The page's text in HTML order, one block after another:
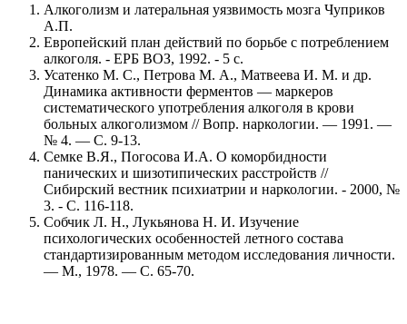
Алкоголизм и латеральная уязвимость мозга Чуприков
А.П.
Европейский план действий по борьбе с потреблением
алкоголя. - ЕРБ ВОЗ, 1992. - 5 с.
Усатенко М. С., Петрова М. А., Матвеева И. М. и др.
Динамика активности ферментов — маркеров
систематического употребления алкоголя в крови
больных алкоголизмом // Вопр. наркологии. — 1991. —
№ 4. — С. 9-13.
Семке В.Я., Погосова И.А. О коморбидности
панических и шизотипических расстройств //
Сибирский вестник психиатрии и наркологии. - 2000, №
3. - С. 116-118.
Собчик Л. Н., Лукьянова Н. И. Изучение
психологических особенностей летного состава
стандартизированным методом исследования личности.
— М., 1978. — С. 65-70.